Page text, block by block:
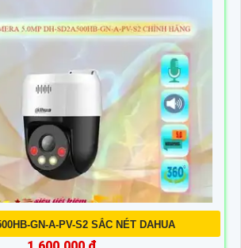
GN-A-PV-S2 SẮC NÉT DAHUA